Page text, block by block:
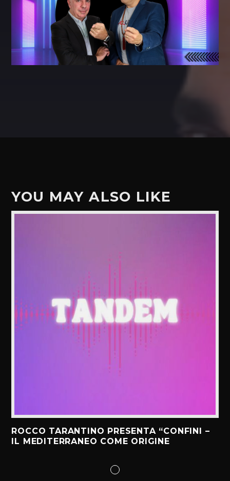
YOU MAY ALSO LIKE
ROCCO TARANTINO PRESENTA “CONFINI –
IL MEDITERRANEO COME ORIGINE